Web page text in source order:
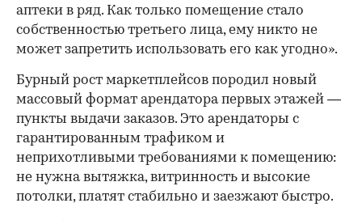
аптеки в ряд. Как только помещение стало
собственностью третьего лица, ему никто не
может запретить использовать его как угодно».
Бурный рост маркетплейсов породил новый
массовый формат арендатора первых этажей —
пункты выдачи заказов. Это арендаторы с
гарантированным трафиком и
неприхотливыми требованиями к помещению:
не нужна вытяжка, витринность и высокие
потолки, платят стабильно и заезжают быстро.